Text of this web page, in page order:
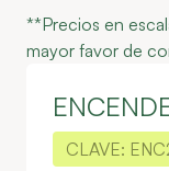
**Precios en
mayor favor de
CLAVE: